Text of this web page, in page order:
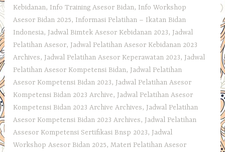
Kebidanan, Info Training Asesor Bidan, Info Workshop
Asesor Bidan 2025, Informasi Pelatihan – Ikatan Bidan
Indonesia, Jadwal Bimtek Asesor Kebidanan 2023, Jadwal
Pelatihan Asesor, Jadwal Pelatihan Asesor Kebidanan 2023
Archives, Jadwal Pelatihan Asesor Keperawatan 2023, Jadwal
Pelatihan Asesor Kompetensi Bidan, Jadwal Pelatihan
Asesor Kompetensi Bidan 2023, Jadwal Pelatihan Asesor
Kompetensi Bidan 2023 Archive, Jadwal Pelatihan Asesor
Kompetensi Bidan 2023 Archive Archives, Jadwal Pelatihan
Asesor Kompetensi Bidan 2023 Archives, Jadwal Pelatihan
Assesor Kompetensi Sertifikasi Bnsp 2023, Jadwal
Workshop Asesor Bidan 2025,Materi Pelatihan Asesor